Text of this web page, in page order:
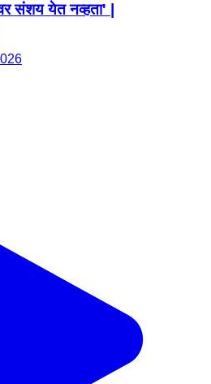
संशय येत नव्हता' |